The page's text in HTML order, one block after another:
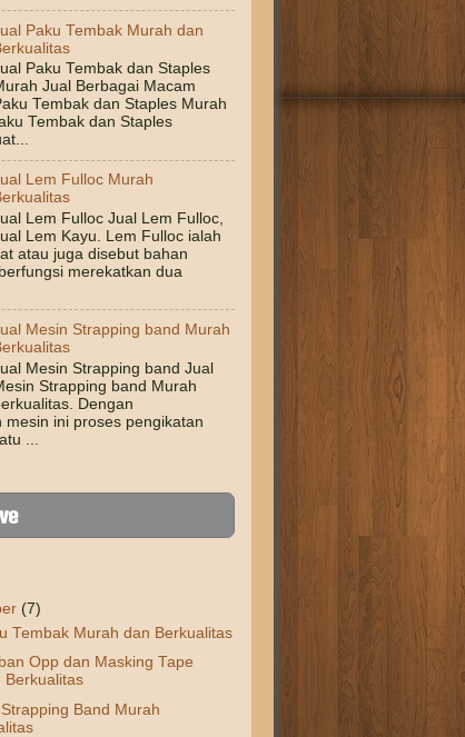
Paku Tembak Murah dan
Paku Tembak dan Staples
Jual Berbagai Macam
Tembak dan Staples Murah
Tembak dan Staples
Lem Fulloc Murah
Lem Fulloc Jual Lem Fulloc,
Lem Kayu. Lem Fulloc ialah
atau juga disebut bahan
merekatkan dua
Mesin Strapping band Murah
Mesin Strapping band Jual
Strapping band Murah
Dengan
mesin ini proses pengikatan
...
(7)
Tembak Murah dan Berkualitas
Opp dan Masking Tape
Berkualitas
Band Murah